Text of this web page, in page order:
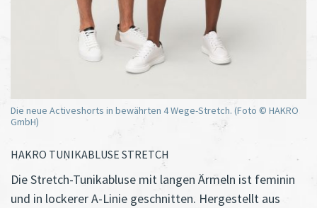
Die neue Activeshorts in bewährten 4 Wege-Stretch. (Foto © HAKRO
GmbH)
HAKRO TUNIKABLUSE STRETCH
Die Stretch-Tunikabluse mit langen Ärmeln ist feminin
und in lockerer A-Linie geschnitten. Hergestellt aus